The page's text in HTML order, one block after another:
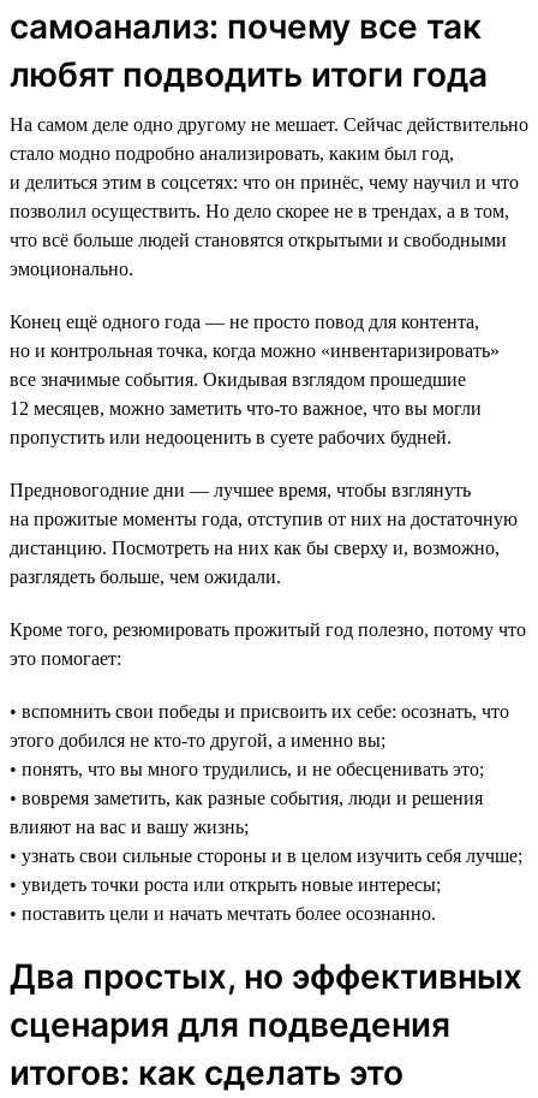
самоанализ: почему все так
любят подводить итоги года
На самом деле одно другому не мешает. Сейчас действительно
стало модно подробно анализировать, каким был год,
и делиться этим в соцсетях: что он принёс, чему научил и что
позволил осуществить. Но дело скорее не в трендах, а в том,
что всё больше людей становятся открытыми и свободными
эмоционально.
Конец ещё одного года — не просто повод для контента,
но и контрольная точка, когда можно «инвентаризировать»
все значимые события. Окидывая взглядом прошедшие
12 месяцев, можно заметить что-то важное, что вы могли
пропустить или недооценить в суете рабочих будней.
Предновогодние дни — лучшее время, чтобы взглянуть
на прожитые моменты года, отступив от них на достаточную
дистанцию. Посмотреть на них как бы сверху и, возможно,
разглядеть больше, чем ожидали.
Кроме того, резюмировать прожитый год полезно, потому что
это помогает:
• вспомнить свои победы и присвоить их себе: осознать, что
этого добился не кто-то другой, а именно вы;
• понять, что вы много трудились, и не обесценивать это;
• вовремя заметить, как разные события, люди и решения
влияют на вас и вашу жизнь;
• узнать свои сильные стороны и в целом изучить себя лучше;
• увидеть точки роста или открыть новые интересы;
• поставить цели и начать мечтать более осознанно.
Два простых, но эффективных
сценария для подведения
итогов: как сделать это